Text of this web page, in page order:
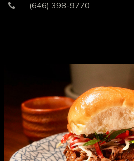
(646) 398-9770